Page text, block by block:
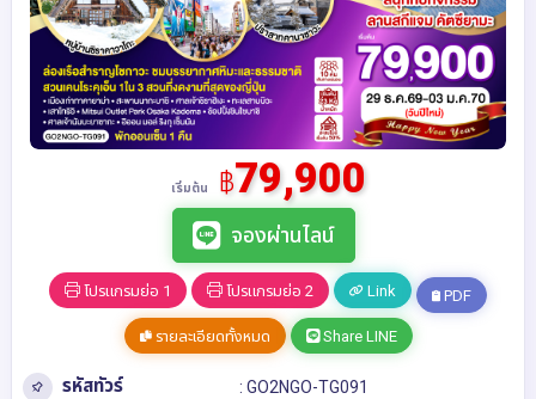
เริ่มต้น ฿79,900
จองผ่านไลน์
โปรแกรมย่อ 1 โปรแกรมย่อ 2 Link PDF
รายละเอียดทั้งหมด Share LINE
รหัสทัวร์ : GO2NGO-TG091